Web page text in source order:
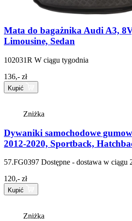
Mata do bagażnika Audi A3,
Limousine, Sedan
102031R W ciągu tygodnia
136,- zł
Kupić
Zniżka
Dywaniki samochodowe
2012-2020, Sportback,
57.FG0397 Dostępne - dostawa w ciągu
120,- zł
Kupić
Zniżka